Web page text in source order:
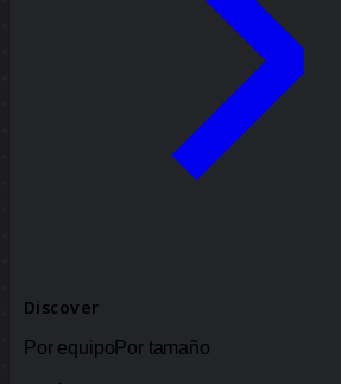
Discover
Por equipoPor tamaño